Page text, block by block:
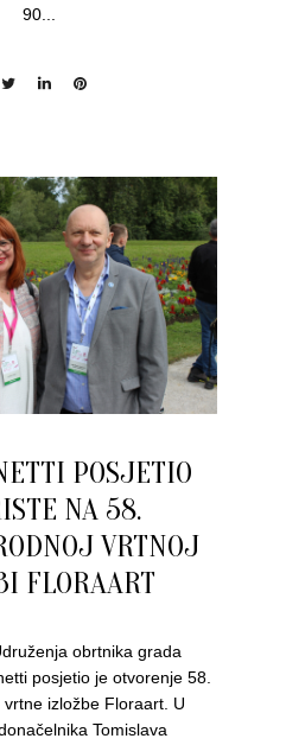
90...
POSJETIO
NA 58.
VRTNOJ
FLORAART
obrtnika grada
posjetio je otvorenje 58.
izložbe Floraart. U
Tomislava